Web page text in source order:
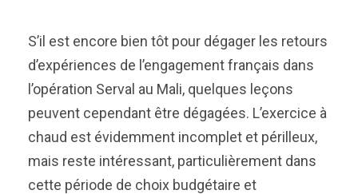
S’il est encore bien tôt pour dégager les retours
d’expériences de l’engagement français dans
l’opération Serval au Mali, quelques leçons
peuvent cependant être dégagées. L’exercice à
chaud est évidemment incomplet et périlleux,
mais reste intéressant, particulièrement dans
cette période de choix budgétaire et